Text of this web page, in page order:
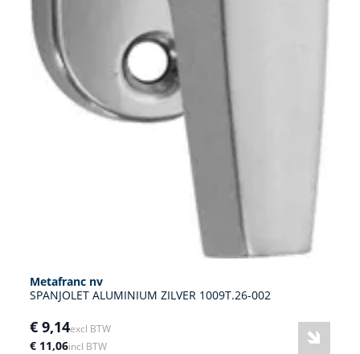
Metafranc nv
SPANJOLET ALUMINIUM ZILVER 1009T.26-002
€ 9,14excl BTW
€ 11,06incl BTW